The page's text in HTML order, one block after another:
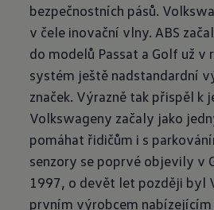
bezpečnostních pásů.
v čele inovační vlny. ABS
do modelů Passat a Golf už v
systém ještě nadstandardní
značek. Výrazně tak přispěl k
Volkswageny začaly jako
pomáhat řidičům i s
senzory se poprvé objevily v
1997, o devět let později byl
prvním výrobcem